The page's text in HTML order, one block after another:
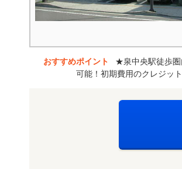
おすすめポイント
★泉中央駅徒歩
可能！初期費用のクレジッ